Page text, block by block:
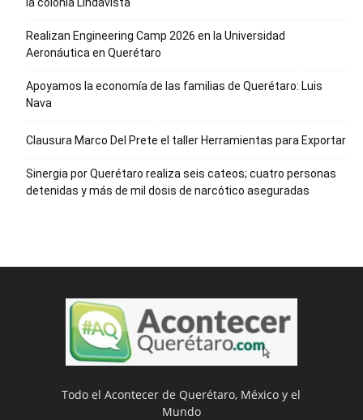
Realizan Engineering Camp 2026 en la Universidad
Aeronáutica en Querétaro
Apoyamos la economía de las familias de Querétaro: Luis
Nava
Clausura Marco Del Prete el taller Herramientas para Exportar
Sinergia por Querétaro realiza seis cateos; cuatro personas
detenidas y más de mil dosis de narcótico aseguradas
Todo el Acontecer de Querétaro, México y el
Mundo